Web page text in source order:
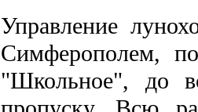
Управление
Симферополем,
"Школьное", до